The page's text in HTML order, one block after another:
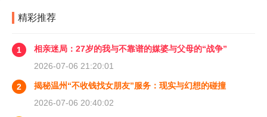
精彩推荐
1
相亲迷局：27岁的我与不靠谱的媒婆与父母的“战争”
2026-07-06 21:20:01
2
揭秘温州“不收钱找女朋友”服务：现实与幻想的碰撞
2026-07-06 20:40:02